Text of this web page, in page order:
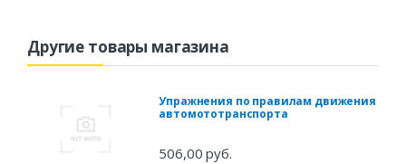
Другие товары магазина
Упражнения по правилам движения
автомототранспорта
506,00 руб.